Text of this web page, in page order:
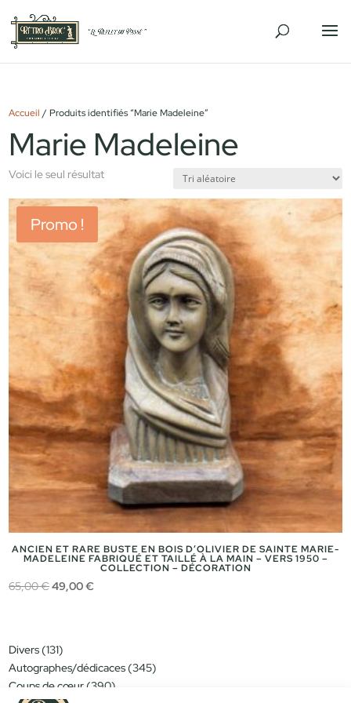
Accueil / Produits identifiés “Marie Madeleine”
Marie Madeleine
Voici le seul résultat
Promo !
ANCIEN ET RARE BUSTE EN BOIS D’OLIVIER DE SAINTE MARIE-
MADELEINE FABRIQUÉ ET TAILLÉ À LA MAIN – VERS 1950 –
COLLECTION – DÉCORATION
65,00€Le
65,00 €.
49,00€Le
Divers 131131
produits
Autographes/dédicaces 345345
Coups de cœur 390390